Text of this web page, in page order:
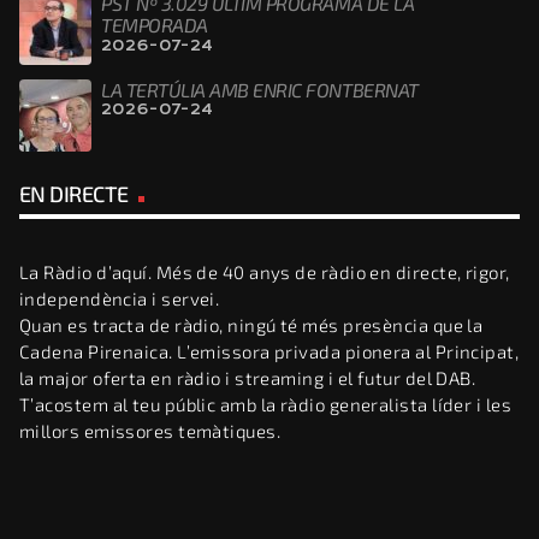
TEMPORADA
2026-07-24
LA TERTÚLIA AMB ENRIC FONTBERNAT
2026-07-24
EN DIRECTE
La Ràdio d’aquí. Més de 40 anys de ràdio en directe, rigor,
independència i servei.
Quan es tracta de ràdio, ningú té més presència que la
Cadena Pirenaica. L’emissora privada pionera al Principat,
la major oferta en ràdio i streaming i el futur del DAB.
T’acostem al teu públic amb la ràdio generalista líder i les
millors emissores temàtiques.